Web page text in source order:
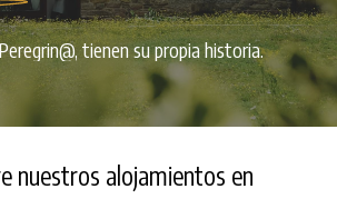
Peregrin@, tienensupropiahistoria.
nuestros alojamientos en